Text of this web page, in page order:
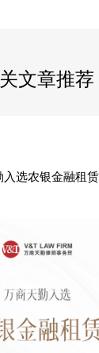
关文章推荐
选农银金融租